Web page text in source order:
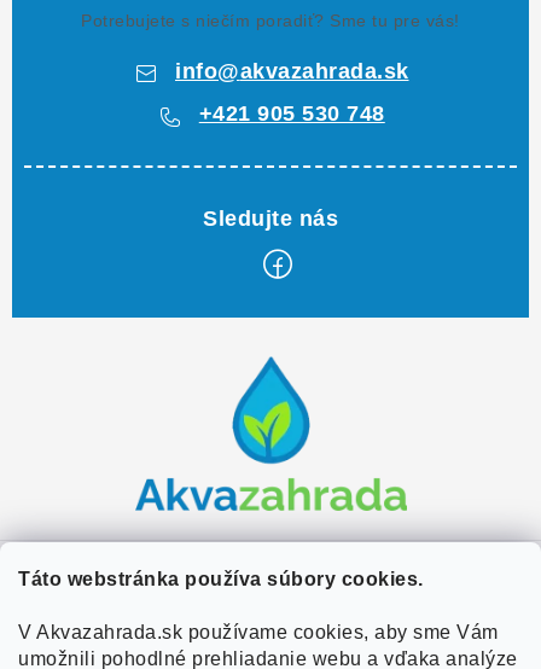
Táto webstránka používa súbory cookies.
V Akvazahrada.sk používame cookies, aby sme Vám
umožnili pohodlné prehliadanie webu a vďaka analýze
Potrebujete s niečím poradiť? Sme tu pre vás!
info@akvazahrada.sk
+421 905 530 748
e
Zákaznícky servis
Doprava a platba
Užitočné informácie